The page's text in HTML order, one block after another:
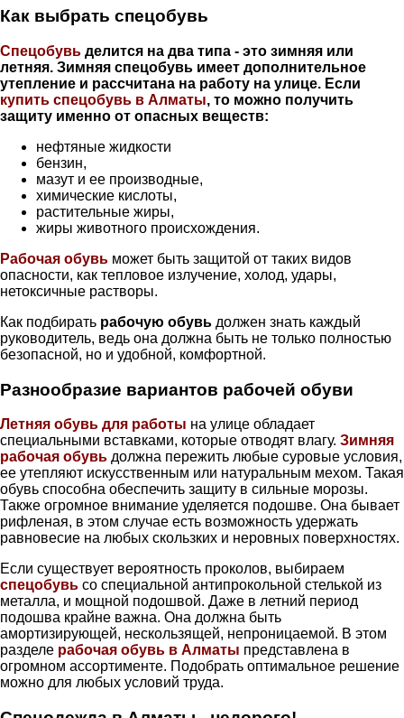
Как выбрать спецобувь
Спецобувь делится на два типа - это зимняя или
летняя. Зимняя спецобувь имеет дополнительное
утепление и рассчитана на работу на улице. Если
купить спецобувь в Алматы, то можно получить
защиту именно от опасных веществ:
нефтяные жидкости
бензин,
мазут и ее производные,
химические кислоты,
растительные жиры,
жиры животного происхождения.
Рабочая обувь может быть защитой от таких видов
опасности, как тепловое излучение, холод, удары,
нетоксичные растворы.
Как подбирать рабочую обувь должен знать каждый
руководитель, ведь она должна быть не только полностью
безопасной, но и удобной, комфортной.
Разнообразие вариантов рабочей обуви
Летняя обувь для работы на улице обладает
специальными вставками, которые отводят влагу. Зимняя
рабочая обувь должна пережить любые суровые условия,
ее утепляют искусственным или натуральным мехом. Такая
обувь способна обеспечить защиту в сильные морозы.
Также огромное внимание уделяется подошве. Она бывает
рифленая, в этом случае есть возможность удержать
равновесие на любых скользких и неровных поверхностях.
Если существует вероятность проколов, выбираем
спецобувь со специальной антипрокольной стелькой из
металла, и мощной подошвой. Даже в летний период
подошва крайне важна. Она должна быть
амортизирующей, нескользящей, непроницаемой. В этом
разделе рабочая обувь в Алматы представлена в
огромном ассортименте. Подобрать оптимальное решение
можно для любых условий труда.